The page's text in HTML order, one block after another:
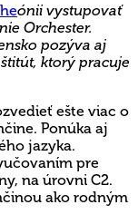
ónii vystupovať
Orchester.
pozýva aj
ktorý pracuje
ešte viac o
Ponúka aj
jazyka.
pre
na úrovni C2.
ako rodným